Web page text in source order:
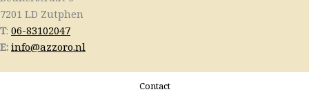
7201 LD Zutphen
T: 06-83102047
E: info@azzoro.nl
Contact